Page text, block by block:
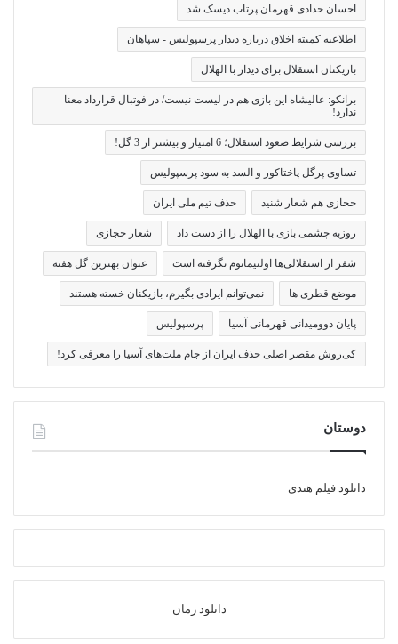
احسان حدادی قهرمان پرتاب دیسک شد
اطلاعیه کمیته اخلاق درباره دیدار پرسپولیس - سپاهان
بازیکنان استقلال برای دیدار با الهلال
برانکو: عالیشاه این بازی هم در لیست نیست/ در فوتبال قرارداد معنا
ندارد!
بررسی شرایط صعود استقلال؛ 6 امتیاز و بیشتر از 3 گل!
تساوی پرگل پاختاکور و السد به سود پرسپولیس
حجازی هم شعار شنید حذف تیم ملی ایران
روزبه چشمی بازی با الهلال را از دست داد شعار حجازی
شفر از استقلالی‌ها اولتیماتوم نگرفته است عنوان بهترین گل هفته
موضع قطری ها نمی‌توانم ایرادی بگیرم، بازیکنان خسته هستند
پایان دوومیدانی قهرمانی آسیا پرسپولیس
کی‌روش مقصر اصلی حذف ایران از جام ملت‌های آسیا را معرفی کرد!
دوستان
دانلود فیلم هندی
دانلود رمان